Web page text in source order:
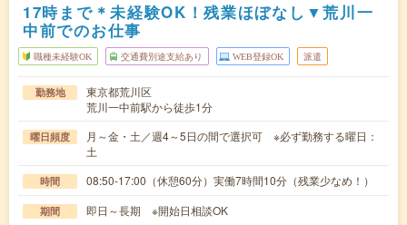
17時まで＊未経験OK！残業ほぼなし▼荒川一
中前でのお仕事
職種未経験OK 交通費別途支給あり WEB登録OK 派遣
勤務地
東京都荒川区
荒川一中前駅から徒歩1分
曜日頻度
月～金・土／週4～5日の間で選択可 ※必ず勤務する曜日：
土
時間 08:50-17:00（休憩60分）実働7時間10分（残業少なめ！）
期間 即日～長期 ※開始日相談OK